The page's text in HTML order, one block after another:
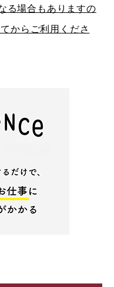
る場合もありますの
からご利用くださ